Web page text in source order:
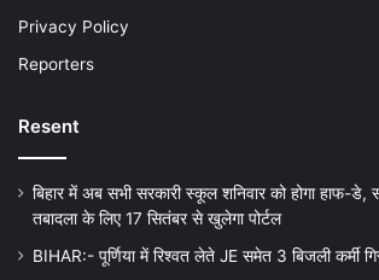
Privacy Policy
Reporters
Resent
बिहार में अब सभी सरकारी स्कूल शनिवार को होगा हाफ-डे,
तबादला के लिए 17 सितंबर से खुलेगा पोर्टल
BIHAR:- पूर्णिया में रिश्वत लेते JE समेत 3 बिजली कर्मी